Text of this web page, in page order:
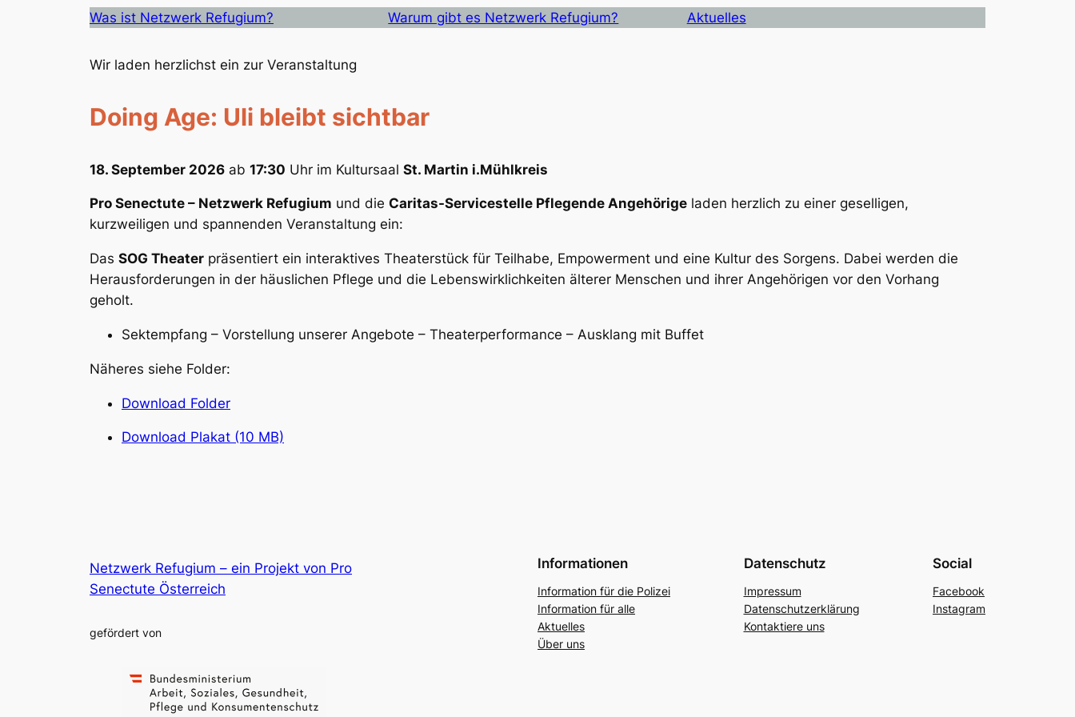
Was ist Netzwerk Refugium? Warum gibt es Netzwerk Refugium? Aktuelles
Wir laden herzlichst ein zur Veranstaltung
Doing Age: Uli bleibt sichtbar
18. September 2026 ab 17:30 Uhr im Kultursaal St. Martin i.Mühlkreis
Pro Senectute – Netzwerk Refugium und die Caritas-Servicestelle Pflegende Angehörige laden herzlich zu einer geselligen,
kurzweiligen und spannenden Veranstaltung ein:
Das SOG Theater präsentiert ein interaktives Theaterstück für Teilhabe, Empowerment und eine Kultur des Sorgens. Dabei werden die
Herausforderungen in der häuslichen Pflege und die Lebenswirklichkeiten älterer Menschen und ihrer Angehörigen vor den Vorhang
geholt.
Sektempfang – Vorstellung unserer Angebote – Theaterperformance – Ausklang mit Buffet
Näheres siehe Folder:
Download Folder
Download Plakat (10 MB)
Netzwerk Refugium – ein Projekt von Pro
Senectute Österreich
gefördert von
Informationen
Information für die Polizei
Information für alle
Aktuelles
Über uns
Datenschutz
Impressum
Datenschutzerklärung
Kontaktiere uns
Social
Facebook
Instagram